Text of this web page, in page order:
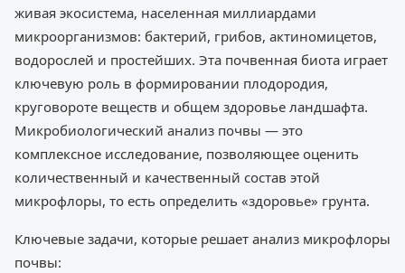
живая экосистема, населенная миллиардами
микроорганизмов: бактерий, грибов, актиномицетов,
водорослей и простейших. Эта почвенная биота играет
ключевую роль в формировании плодородия,
круговороте веществ и общем здоровье ландшафта.
Микробиологический анализ почвы — это
комплексное исследование, позволяющее оценить
количественный и качественный состав этой
микрофлоры, то есть определить «здоровье» грунта.
Ключевые задачи, которые решает анализ микрофлоры
почвы: